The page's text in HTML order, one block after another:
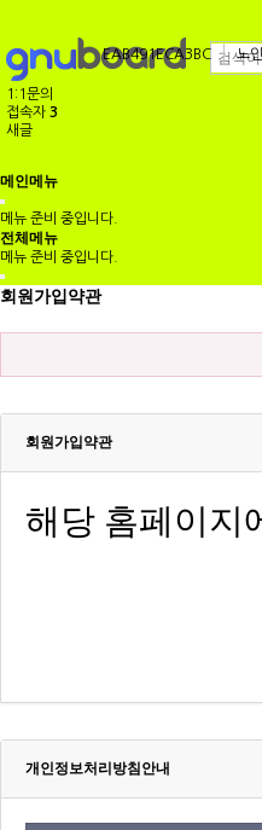
EAB491ECA3BC 노
1:1문의
접속자 3
새글
메인메뉴
메뉴 준비 중입니다.
전체메뉴
메뉴 준비 중입니다.
회원가입약관
회원가입약관
개인정보처리방침안내